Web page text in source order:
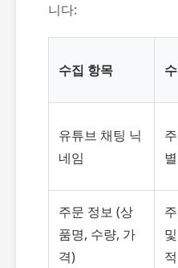
니다:
수집 항목
유튜브 채팅 닉
네임
별
주문 정보 (상
품명, 수량, 가
격)
적